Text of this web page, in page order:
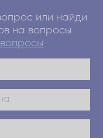
или найди
на вопросы